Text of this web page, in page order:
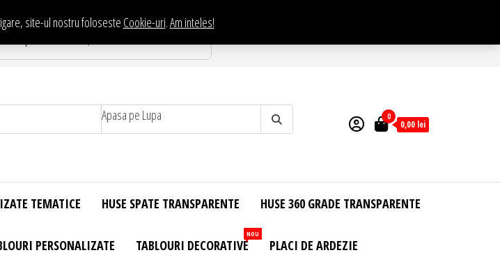
site-ul nostru foloseste Cookie-uri.Am inteles!
in Showroom eHuse.ro
Apasa pe Lupa 0
0,00 lei
TEMATICE HUSE SPATE TRANSPARENTE HUSE 360 GRADE TRANSPARENTE
PERSONALIZATE TABLOURI DECORATIVE
NOU
PLACI DE ARDEZIE